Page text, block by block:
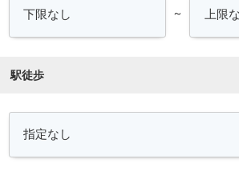
～
駅徒歩